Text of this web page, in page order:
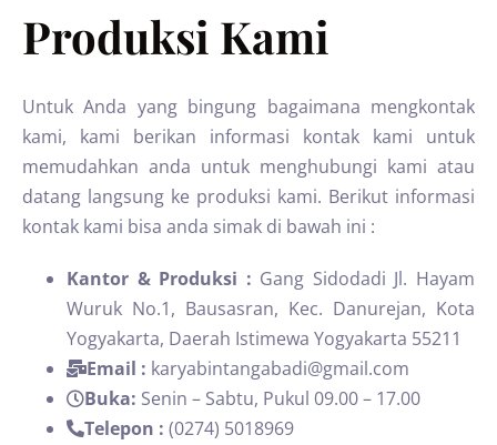
Produksi Kami
Untuk Anda yang bingung bagaimana mengkontak
kami, kami berikan informasi kontak kami untuk
memudahkan anda untuk menghubungi kami atau
datang langsung ke produksi kami. Berikut informasi
kontak kami bisa anda simak di bawah ini :
Kantor & Produksi : Gang Sidodadi Jl. Hayam
Wuruk No.1, Bausasran, Kec. Danurejan, Kota
Yogyakarta, Daerah Istimewa Yogyakarta 55211
Email : karyabintangabadi@gmail.com
Buka: Senin – Sabtu, Pukul 09.00 – 17.00
Telepon : (0274) 5018969